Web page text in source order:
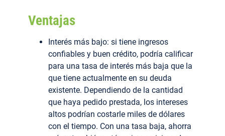
Ventajas
Interés más bajo: si tiene ingresos
confiables y buen crédito, podría calificar
para una tasa de interés más baja que la
que tiene actualmente en su deuda
existente. Dependiendo de la cantidad
que haya pedido prestada, los intereses
altos podrían costarle miles de dólares
con el tiempo. Con una tasa baja, ahorra